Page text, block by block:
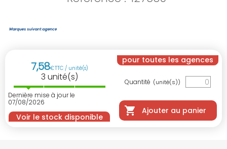
7,58€TTC / unité(s)
3 unité(s)
Dernière mise à jour le
07/08/2026
Voir le stock disponible
pour toutes les agences
Quantité (unité(s))
Ajouter au panier